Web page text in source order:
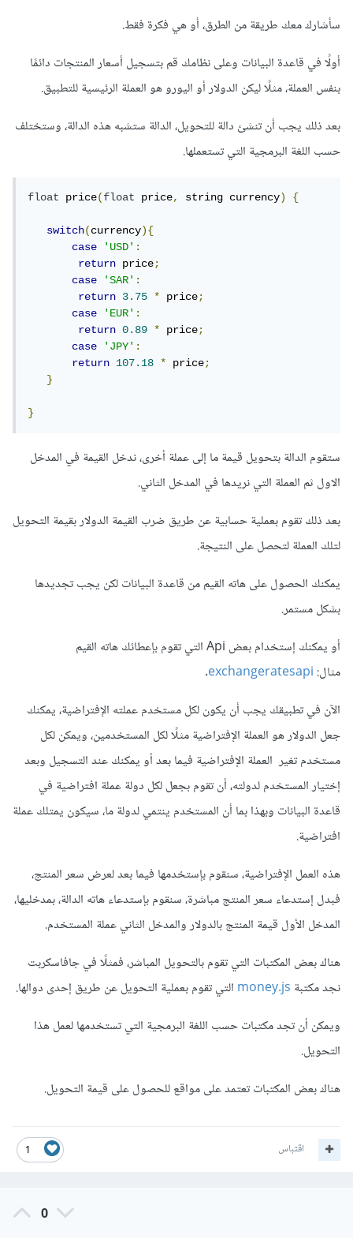
سأشارك معك طريقة من الطرق، أو هي فكرة فقط.
أولًا في قاعدة البيانات وعلى نظامك قم بتسجيل أسعار المنتجات دائمًا
بنفس العملة، مثلًا ليكن الدولار أو اليورو هو العملة الرئيسية للتطبيق.
بعد ذلك يجب أن تنشئ دالة للتحويل، الدالة ستشبه هذه الدالة، وستختلف
حسب اللغة البرمجية التي تستعملها.
float price(float price, string currency) {
switch(currency){
case
'USD':
return price;
case
'SAR':
return
3.75 * price;
case
'EUR':
return
0.89 * price;
case
'JPY':
return
107.18 * price;
}
}
ستقوم الدالة بتحويل قيمة ما إلى عملة أخرى، ندخل القيمة في المدخل
الاول ثم العملة التي نريدها في المدخل الثاني.
بعد ذلك تقوم بعملية حسابية عن طريق ضرب القيمة الدولار بقيمة التحويل
لتلك العملة لتحصل على النتيجة.
يمكنك الحصول على هاته القيم من قاعدة البيانات لكن يجب تجديدها
بشكل مستمر.
أو يمكنك إستخدام بعض Api التي تقوم بإعطائك هاته القيم
مثال: exchangeratesapi
.
الآن في تطبيقك يجب أن يكون لكل مستخدم عملته الإفتراضية، يمكنك
جعل الدولار هو العملة الإفتراضية مثلًا لكل المستخدمين، ويمكن لكل
مستخدم تغير العملة الإفتراضية فيما بعد أو يمكنك عند التسجيل وبعد
إختيار المستخدم لدولته، أن تقوم بجعل لكل دولة عملة افتراضية في
قاعدة البيانات وبهذا بما أن المستخدم ينتمي لدولة ما، سيكون يمتلك عملة
افتراضية.
هذه العمل الإفتراضية، سنقوم بإستخدمها فيما بعد لعرض سعر المنتج،
فبدل إستدعاء سعر المنتج مباشرة، سنقوم بإستدعاء هاته الدالة، بمدخليها،
المدخل الأول قيمة المنتج بالدولار والمدخل الثاني عملة المستخدم.
هناك بعض المكتبات التي تقوم بالتحويل المباشر، فمثلًا في جافاسكربت
نجد مكتبة money.jsالتي تقوم بعملية التحويل عن طريق إحدى دوالها.
ويمكن أن تجد مكتبات حسب اللغة البرمجية التي تستخدمها لعمل هذا
التحويل.
هناك بعض المكتبات تعتمد على مواقع للحصول على قيمة التحويل.
1 اقتباس
0